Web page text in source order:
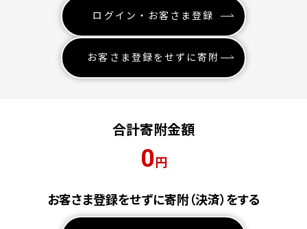
ログイン・お客さま登録
お客さま登録をせずに寄附
合計寄附金額
0 円
お客さま登録をせずに寄附（決済）をする